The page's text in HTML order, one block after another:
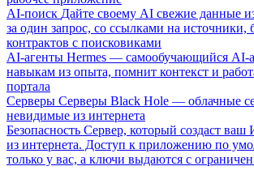
AI-поиск Дайте своему AI свежие данные
за один запрос, со ссылками на источники,
контрактов с поисковиками
AI-агенты Hermes — самообучающийся AI-
навыкам из опыта, помнит контекст и
портала
Серверы Серверы Black Hole — облачные
невидимые из интернета
Безопасность Сервер, который создаст
из интернета. Доступ к приложению по
только у вас, а ключи выдаются с